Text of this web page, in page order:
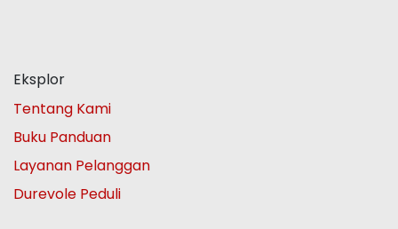
Eksplor
Tentang Kami
Buku Panduan
Layanan Pelanggan
Durevole Peduli